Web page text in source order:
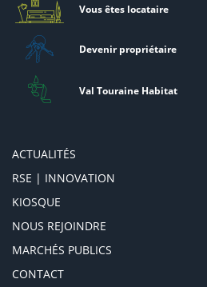
Vous êtes locataire
Devenir propriétaire
Val Touraine Habitat
ACTUALITÉS
RSE | INNOVATION
KIOSQUE
NOUS REJOINDRE
MARCHÉS PUBLICS
CONTACT